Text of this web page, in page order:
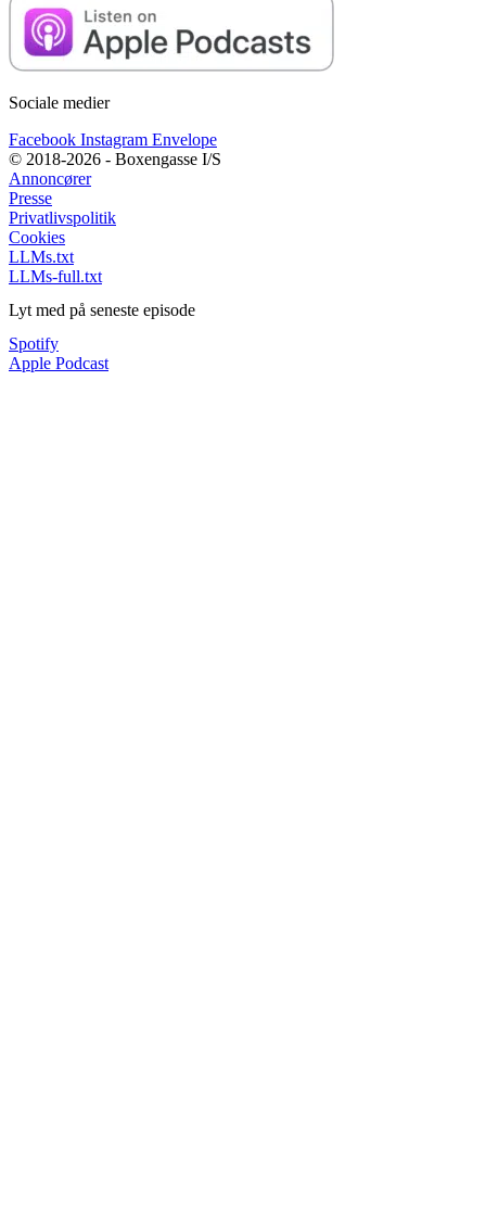
Sociale medier
Facebook Instagram Envelope
© 2018-2026 - Boxengasse I/S
Annoncører
Presse
Privatlivspolitik
Cookies
LLMs.txt
LLMs-full.txt
Lyt med på seneste episode
Spotify
Apple Podcast